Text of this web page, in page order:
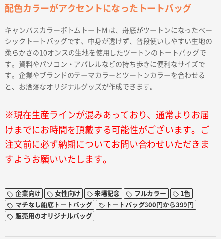
配色カラーがアクセントになったトートバッグ
キャンバスカラーボトムトートM は、舟底がツートンになったベー
シックトートバッグです、中身が透けず、普段使いしやすい生地の
柔らかさの10オンスの生地を使用したツートンのトートバッグで
す。資料やパソコン・アパレルなどの持ち歩きに便利なサイズで
す。企業やブランドのテーマカラーとツートンカラーを合わせる
と、お洒落なオリジナルグッズが作成できます。
※現在生産ラインが混みあっており、通常よりお届
けまでにお時間を頂戴する可能性がございます。ご
注文前に必ず納期についてお問い合わせいただきま
すようお願いいたします。
企業向け 女性向け 来場記念 フルカラー
1色
マチなし船底トートバッグ
トートバッグ300円から399円
販売用のオリジナルバッグ